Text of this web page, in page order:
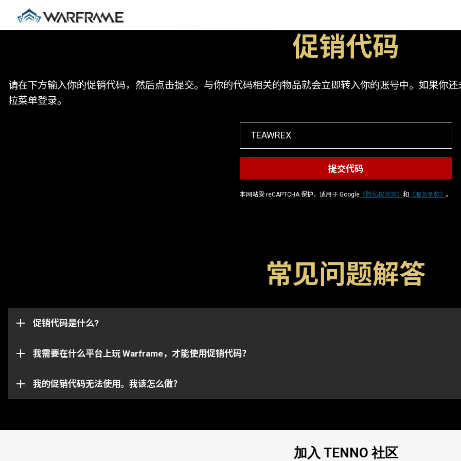
促销代码
请在下方输入你的促销代码，然后点击提交。与你的代码相关的物品就会立即转入你的账号中。如果你
拉菜单登录。
本网站受 reCAPTCHA 保护，适用于 Google《隐私权政策》 和《服务条款》 。
常见问题解答
促销代码是什么?
促销代码是用于解锁游戏内物品，比如浮印、加成道具以及武器的特殊代码。还请注意，代码通常都有有效期限，
定，并且仅适用于最初收到代码的账号。
我需要在什么平台上玩 Warframe，才能使用促销代码？
这些促销代码可以成功兑换并且将物品发放到与你的 Warframe 账号所关联的任何平台。
请注意， 特定的代码只能在相对应的平台上使用。请确保你登录到与所选平台绑定的 Warframe 账号。
我的促销代码无法使用。我该怎么做？
你的促销代码可能已过期或已被使用。如需对具体问题的进一步协助，请向我们的
加入 TENNO 社区